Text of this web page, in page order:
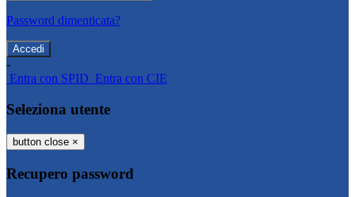
Password dimenticata?
-
Entra con SPID Entra con CIE
Seleziona utente
button close ×
Recupero password